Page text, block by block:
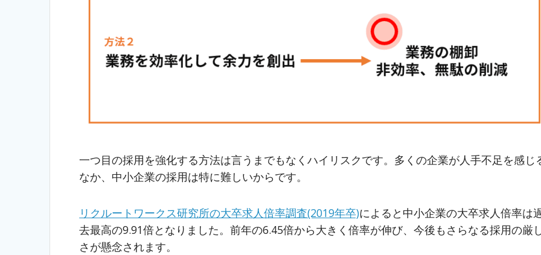
一つ目の採用を強化する方法は言うまでもなくハイリスクです。多くの企業が人手不足を感じ
なか、中小企業の採用は特に難しいからです。
リクルートワークス研究所の大卒求人倍率調査(2019年卒)によると中小企業の大卒求人倍率は
去最高の9.91倍となりました。前年の6.45倍から大きく倍率が伸び、今後もさらなる採用の厳
さが懸念されます。